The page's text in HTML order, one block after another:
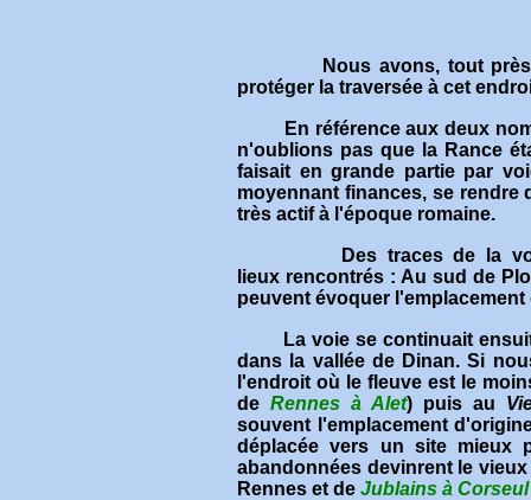
Nous avons, tout près
protéger la traversée à cet
En référence aux deux
n'oublions pas que la Rance
faisait en grande partie par
moyennant finances, se
très actif à l'époque romaine.
Des traces de la voie
lieux rencontrés : Au sud de
peuvent évoquer
La voie se continuait
dans la vallée de Dinan. Si
l'endroit où le fleuve est le
de Rennes à Alet) puis au
souvent l'emplacement
déplacée vers un site mieux
abandonnées devinrent le
Rennes et de Jublains à Corseul